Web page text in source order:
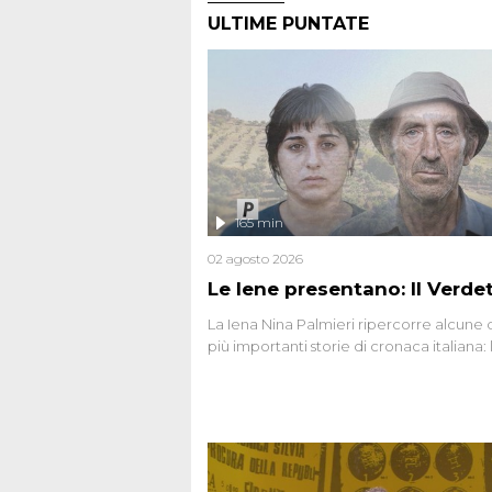
ULTIME PUNTATE
Le Iene presentano: Il
165 min
02 agosto 2026
La Iena Nina Palmieri ripercorre alcune
più importanti storie di cronaca italiana: